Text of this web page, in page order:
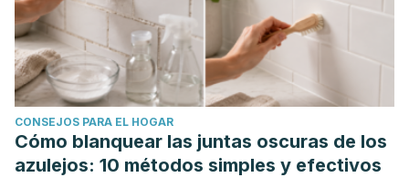
CONSEJOS PARA EL HOGAR
Cómo blanquear las juntas oscuras de los
azulejos: 10 métodos simples y efectivos